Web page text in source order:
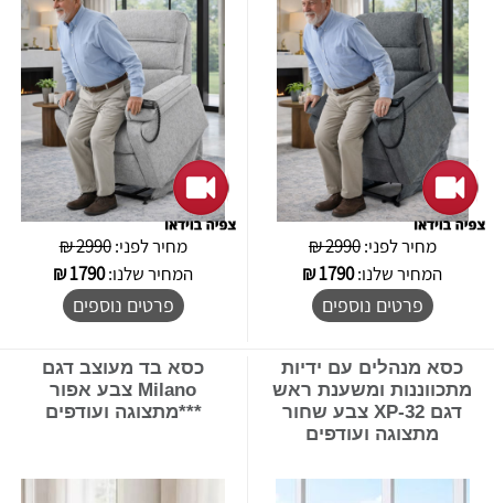
מחיר לפני:2990 ₪
המחיר שלנו:1790
₪
פרטים נוספים
מחיר לפני:2990 ₪
המחיר שלנו:1790
₪
פרטים נוספים
כסא מנהלים עם ידיות
מתכווננות ומשענת ראש
דגם XP-32 צבע שחור
מתצוגה ועודפים
כסא בד מעוצב דגם
Milano צבע אפור
***מתצוגה ועודפים